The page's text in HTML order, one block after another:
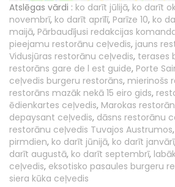
Atslēgas vārdi : ko darīt jūlijā, ko darīt
novembrī, ko darīt aprīlī, Parīze 10, ko
maijā, Pārbaudījusi redakcijas
pieejamu restorānu ceļvedis, jauns
Vidusjūras restorānu ceļvedis, terases
restorāns gare de l est guide, Porte
ceļvedis burgeru restorāns, mierinošs
restorāns mazāk nekā 15 eiro gids,
ēdienkartes ceļvedis, Marokas
depaysant ceļvedis, dāsns restorānu
restorānu ceļvedis Tuvajos Austrumos,
pirmdien, ko darīt jūnijā, ko darīt janvārī,
darīt augustā, ko darīt septembrī,
ceļvedis, eksotisko pasaules burgeru
siera kūka ceļvedis